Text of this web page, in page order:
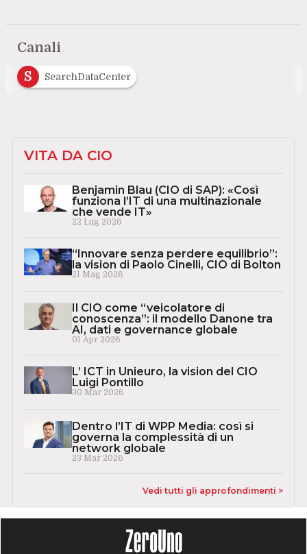
Canali
S
SearchDataCenter
VITA DA CIO
Benjamin Blau (CIO di SAP): «Così
funziona l’IT di una multinazionale
che vende IT»
22 Lug 2026
“Innovare senza perdere equilibrio”:
la vision di Paolo Cinelli, CIO di Bolton
21 Mag 2026
Il CIO come “veicolatore di
conoscenza”: il modello Danone tra
AI, dati e governance globale
01 Apr 2026
L’ ICT in Unieuro, la vision del CIO
Luigi Pontillo
30 Mar 2026
Dentro l’IT di WPP Media: così si
governa la complessità di un
network globale
23 Mar 2026
Vedi tutti gli approfondimenti >